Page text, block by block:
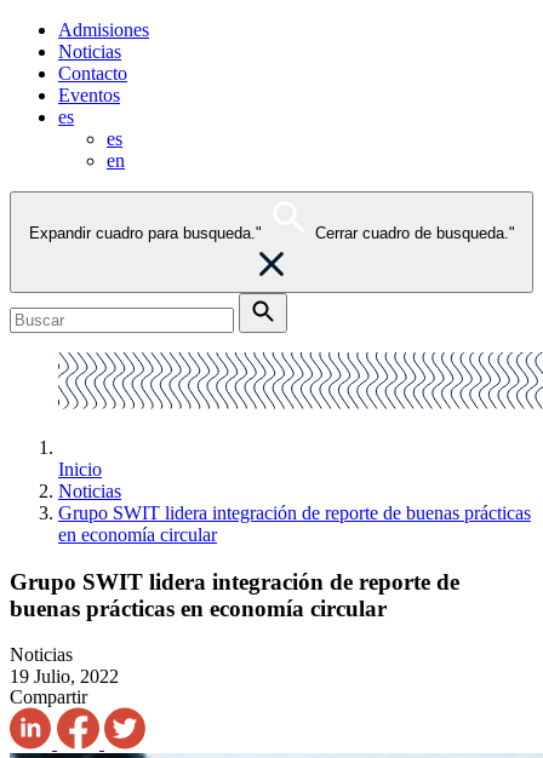
Admisiones
Noticias
Contacto
Eventos
es
es
en
Expandir cuadro para busqueda." Cerrar cuadro de busqueda."
Inicio
Noticias
Grupo SWIT lidera integración de reporte de buenas prácticas
en economía circular
Grupo SWIT lidera integración de reporte de
buenas prácticas en economía circular
Noticias
19 Julio, 2022
Compartir